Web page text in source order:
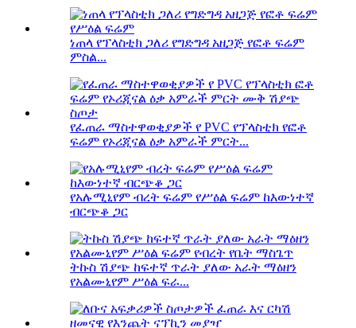
ነጠላ የፕላስቲክ ጋለሪ የግድግዳ አዘጋጅ የፎቶ ፍሬም
ምስል...
የፈጠራ ማስተዋወቂያዎች የ PVC የፕላስቲክ የፎቶ
ፍሬም የኦሪጂናል ዕቃ አምራች ምርት...
የአሉሚኒየም ብረት ፍሬም የሥዕል ፍሬም ከእውነተኛ
ብርጭቆ ጋር
ትኩስ ሽያጭ ከፍተኛ ጥራት ያለው አራት ማዕዘን
የአልሙኒየም ሥዕል ፍራ...